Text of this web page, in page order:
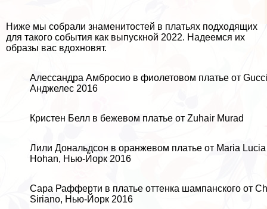
Ниже мы собрали знаменитостей в платьях подходящих
для такого события как выпускной 2022. Надеемся их
образы вас вдохновят.
Алессандра Амбросио в фиолетовом платье от
Анджелес 2016
Кристен Белл в бежевом платье от Zuhair Murad
Лили Дональдсон в оранжевом платье от Maria Lucia
Hohan, Нью-Йорк 2016
Сара Рафферти в платье оттенка шампанского от
Siriano, Нью-Йорк 2016